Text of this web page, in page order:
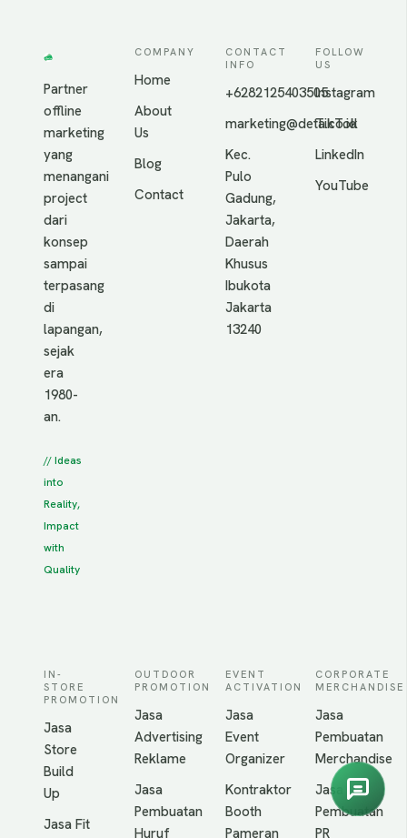
Partner
offline
marketing
yang
menangani
project
dari
konsep
sampai
terpasang
di
lapangan,
sejak
era
1980-
an.
// Ideas
into
Reality,
Impact
with
Quality
COMPANY
Home
About
Us
Blog
Contact
CONTACT
INFO
+6282125403505
marketing@deta.co.id
Kec.
Pulo
Gadung,
Jakarta,
Daerah
Khusus
Ibukota
Jakarta
13240
FOLLOW
US
Instagram
TikTok
LinkedIn
YouTube
IN-
STORE
PROMOTION
Jasa
Store
Build
Up
Jasa Fit
OUTDOOR
PROMOTION
Jasa
Advertising
Reklame
Jasa
Pembuatan
Huruf
EVENT
ACTIVATION
Jasa
Event
Organizer
Kontraktor
Booth
Pameran
CORPORATE
MERCHANDISE
Jasa
Pembuatan
Merchandise
Jasa
Pembuatan
PR